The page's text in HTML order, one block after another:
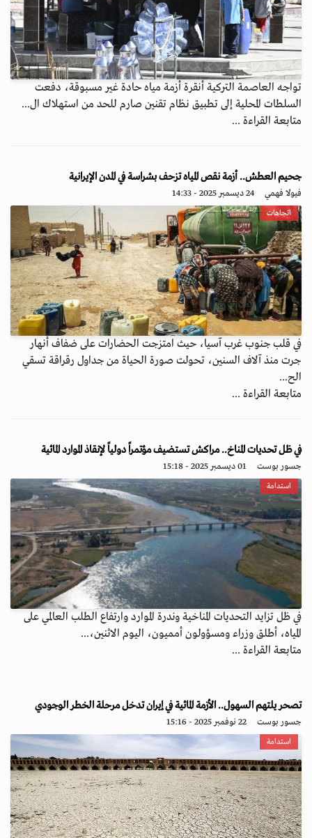
تواجه العاصمة التركية أنقرة أزمة مياه حادة غير مسبوقة، دفعت
السلطات المحلية إلى تطبيق نظام تقنين صارم للحد من استهلاك ال...
متابعة القراءة ...
جحيم العطش.. أزمة نقص المياه تزحف بشراسة في المدن الإيرانية
فيولا فهمي 24 ديسمبر 2025 - 14:33
اتجاهات
في قلب جنوب غرب آسيا، حيث امتزجت الحضارات على ضفاف أنهار
جرت منذ آلاف السنين، تحولت صورة الحياة من جداول رقراقة تسقي
الح...
متابعة القراءة ...
في ظل تحديات المناخ.. مراكش تستضيف مؤتمراً دولياً لإنقاذ الموارد المائية
جسور بوست 01 ديسمبر 2025 - 15:18
استدامة
في ظل تزايد التحديات المناخية وندرة الموارد وارتفاع الطلب العالمي على
المياه، أطلق وزراء ومسؤولون أمميون، اليوم الاثنين،...
متابعة القراءة ...
تصحر يلتهم السهول.. الأزمة المائية في إيران تدخل مرحلة الخطر الوجودي
جسور بوست 22 نوفمبر 2025 - 15:16
استدامة